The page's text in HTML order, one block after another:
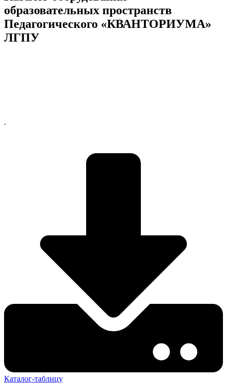
образовательных пространств
Педагогического «КВАНТОРИУМА»
ЛГПУ
.
Каталог-таблицу